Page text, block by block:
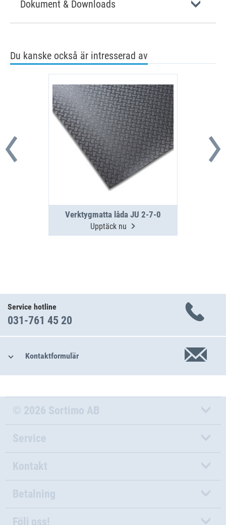
Dokument & Downloads
Du kanske också är intresserad av
Verktygmatta låda JU 2-7-0
Upptäck nu
Service hotline
031-761 45 20
Kontaktformulär
© 2026 Sortimo AB
Service
Kontakt
Betalning
Följ oss!